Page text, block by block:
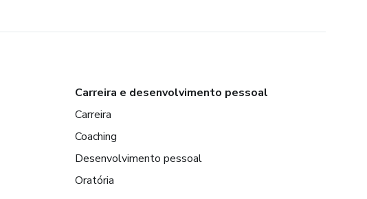
Carreira e desenvolvimento pessoal
Carreira
Coaching
Desenvolvimento pessoal
Oratória